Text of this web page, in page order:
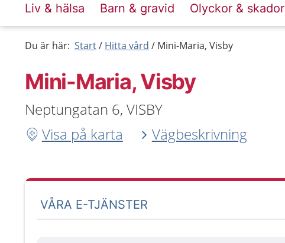
Liv & hälsa Barn & gravid Olyckor & skador
Du är här: Start Hitta vård Mini-Maria, Visby
Mini-Maria, Visby
Neptungatan 6, VISBY
Visa på karta
Vägbeskrivning
VÅRA E-TJÄNSTER